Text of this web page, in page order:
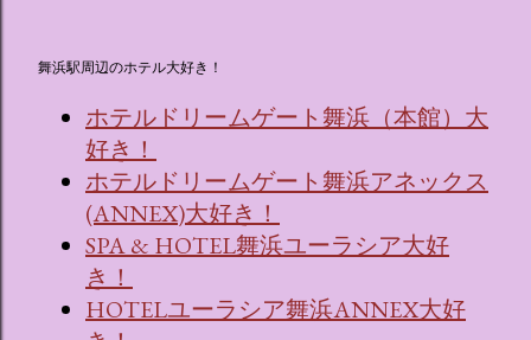
舞浜駅周辺のホテル大好き！
ホテルドリームゲート舞浜（本館）大
好き！
ホテルドリームゲート舞浜アネックス
(ANNEX)大好き！
SPA & HOTEL舞浜ユーラシア大好
き！
HOTELユーラシア舞浜ANNEX大好